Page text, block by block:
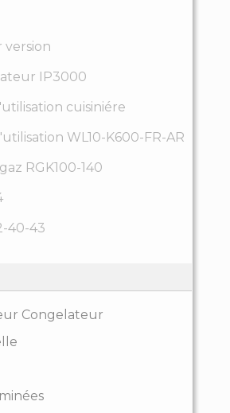
version
IP3000
cuisiniére
WL10-K600-FR-AR
RGK100-140
40-43
Congelateur